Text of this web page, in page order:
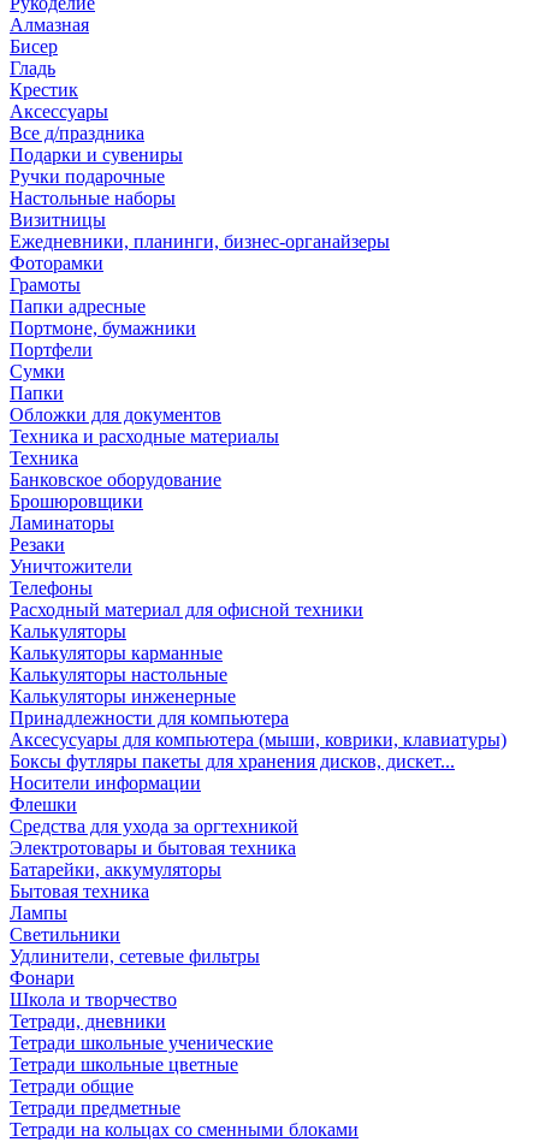
Алмазная
Бисер
Гладь
Крестик
Аксессуары
Все д/праздника
Подарки и сувениры
Ручки подарочные
Настольные наборы
Визитницы
Ежедневники, планинги, бизнес-органайзеры
Фоторамки
Грамоты
Папки адресные
Портмоне, бумажники
Портфели
Сумки
Папки
Обложки для документов
Техника и расходные материалы
Техника
Банковское оборудование
Брошюровщики
Ламинаторы
Резаки
Уничтожители
Телефоны
Расходный материал для офисной техники
Калькуляторы
Калькуляторы карманные
Калькуляторы настольные
Калькуляторы инженерные
Принадлежности для компьютера
Аксесусуары для компьютера (мыши, коврики, клавиатуры)
Боксы футляры пакеты для хранения дисков, дискет...
Носители информации
Флешки
Средства для ухода за оргтехникой
Электротовары и бытовая техника
Батарейки, аккумуляторы
Бытовая техника
Лампы
Светильники
Удлинители, сетевые фильтры
Фонари
Школа и творчество
Тетради, дневники
Тетради школьные ученические
Тетради школьные цветные
Тетради общие
Тетради предметные
Тетради на кольцах со сменными блоками